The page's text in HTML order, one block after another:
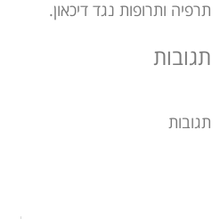
תרפיה ותרופות נגד דיכאון.
תגובות
תגובות